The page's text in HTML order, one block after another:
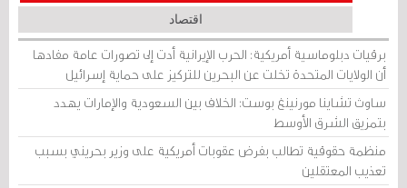
اقتصاد
برقيات دبلوماسية أمريكية: الحرب الإيرانية أدت إلى تصورات عامة مفادها
أن الولايات المتحدة تخلت عن البحرين للتركيز على حماية إسرائيل
ساوث تشاينا مورنينغ بوست: الخلاف بين السعودية والإمارات يهدد
بتمزيق الشرق الأوسط
منظمة حقوقية تطالب بفرض عقوبات أمريكية على وزير بحريني بسبب
تعذيب المعتقلين